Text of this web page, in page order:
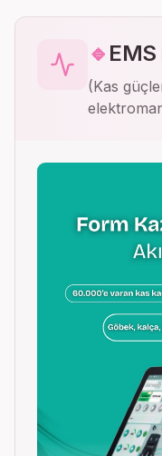
🔹
(Kas